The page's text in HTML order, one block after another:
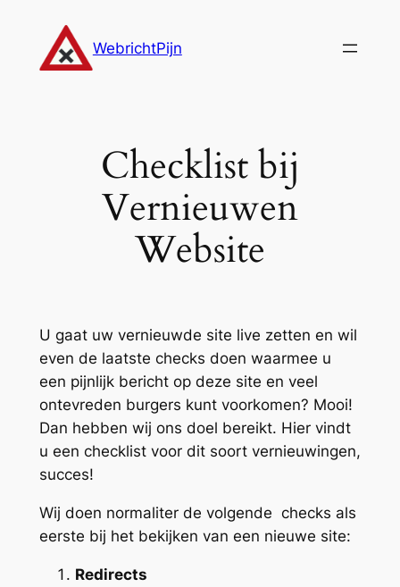
WebrichtPijn
Checklist bij
Vernieuwen
Website
U gaat uw vernieuwde site live zetten en wil
even de laatste checks doen waarmee u
een pijnlijk bericht op deze site en veel
ontevreden burgers kunt voorkomen? Mooi!
Dan hebben wij ons doel bereikt. Hier vindt
u een checklist voor dit soort vernieuwingen,
succes!
Wij doen normaliter de volgende checks als
eerste bij het bekijken van een nieuwe site:
Redirects